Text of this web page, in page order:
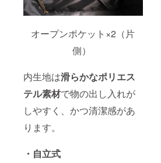
オープンポケット×2（片
側）
内生地は滑らかなポリエス
テル素材で物の出し入れが
しやすく、かつ清潔感があ
ります。
・自立式